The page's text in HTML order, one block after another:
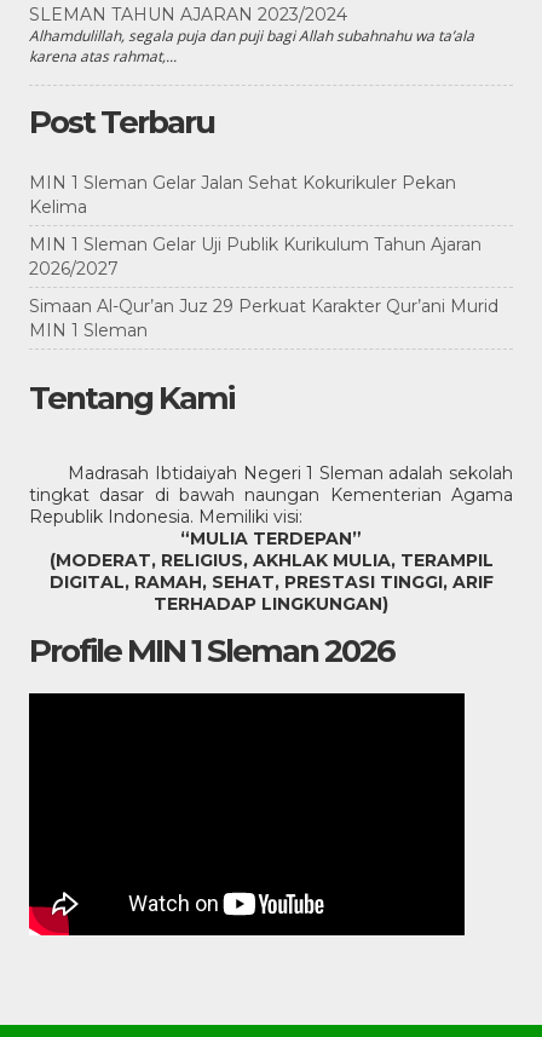
SLEMAN TAHUN AJARAN 2023/2024
Alhamdulillah, segala puja dan puji bagi Allah subahnahu wa ta’ala
karena atas rahmat,...
Post Terbaru
MIN 1 Sleman Gelar Jalan Sehat Kokurikuler Pekan
Kelima
MIN 1 Sleman Gelar Uji Publik Kurikulum Tahun Ajaran
2026/2027
Simaan Al-Qur’an Juz 29 Perkuat Karakter Qur’ani Murid
MIN 1 Sleman
Tentang Kami
Madrasah Ibtidaiyah Negeri 1 Sleman adalah sekolah
tingkat dasar di bawah naungan Kementerian Agama
Republik Indonesia. Memiliki visi:
“MULIA TERDEPAN”
(MODERAT, RELIGIUS, AKHLAK MULIA, TERAMPIL
DIGITAL, RAMAH, SEHAT, PRESTASI TINGGI, ARIF
TERHADAP LINGKUNGAN)
Profile MIN 1 Sleman 2026